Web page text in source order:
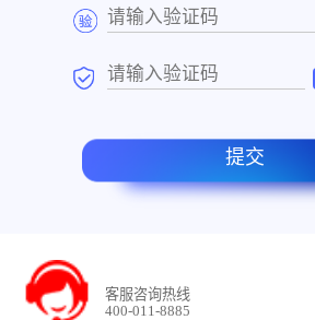
提交
客服咨询热线
400-011-8885